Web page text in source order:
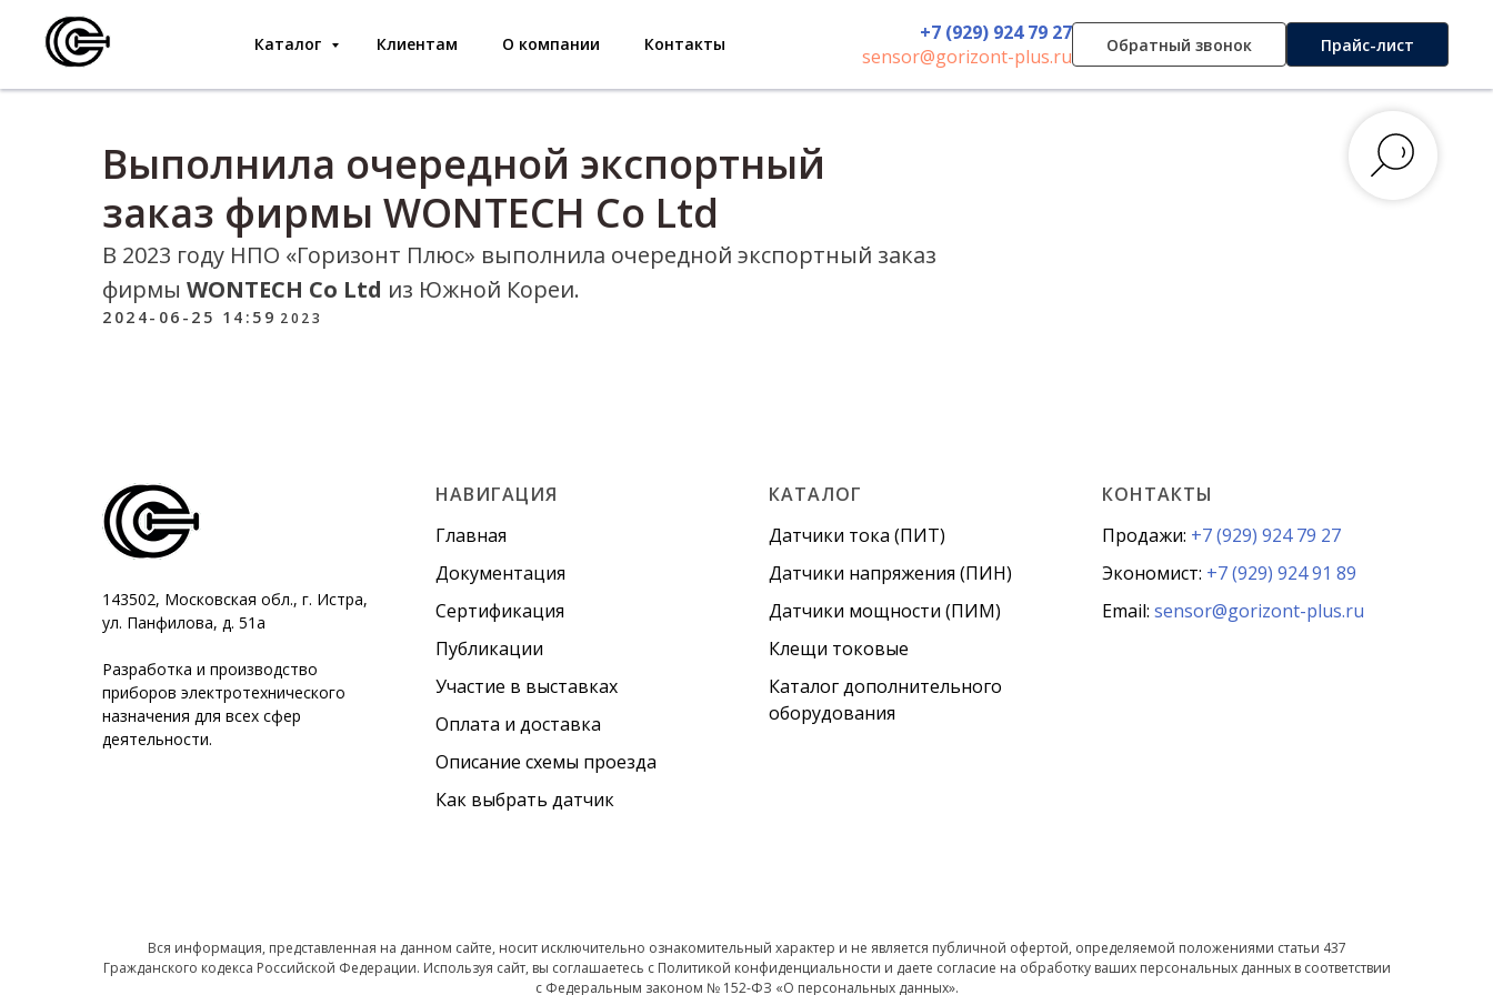
Каталог Клиентам О компании Контакты
+7 (929) 924 79 27
sensor@gorizont-plus.ru
Обратный звонок Прайс-лист
Выполнила очередной экспортный
заказ фирмы WONTECH Co Ltd
В 2023 году НПО «Горизонт Плюс» выполнила очередной экспортный заказ
фирмы WONTECH Co Ltd из Южной Кореи.
2024-06-25 14:59 2023
143502, Московская обл., г. Истра,
ул. Панфилова, д. 51а
Разработка и производство
приборов электротехнического
назначения для всех сфер
деятельности.
НАВИГАЦИЯ
Главная
Документация
Сертификация
Публикации
Участие в выставках
Оплата и доставка
Описание схемы проезда
Как выбрать датчик
КАТАЛОГ
Датчики тока (ПИТ)
Датчики напряжения (ПИН)
Датчики мощности (ПИМ)
Клещи токовые
Каталог дополнительного
оборудования
КОНТАКТЫ
Продажи: +7 (929) 924 79 27
Экономист: +7 (929) 924 91 89
Email: sensor@gorizont-plus.ru
Вся информация, представленная на данном сайте, носит исключительно ознакомительный характер и не является публичной офертой, определяемой положениями статьи 437
Гражданского кодекса Российской Федерации. Используя сайт, вы соглашаетесь с Политикой конфиденциальности и даете согласие на обработку ваших персональных данных в соответствии
с Федеральным законом № 152-ФЗ «О персональных данных».